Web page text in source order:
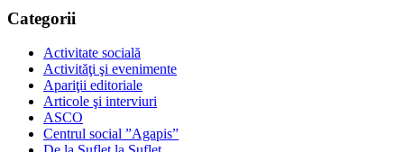
Categorii
Activitate socială
Activităţi şi evenimente
Apariţii editoriale
Articole şi interviuri
ASCO
Centrul social ”Agapis”